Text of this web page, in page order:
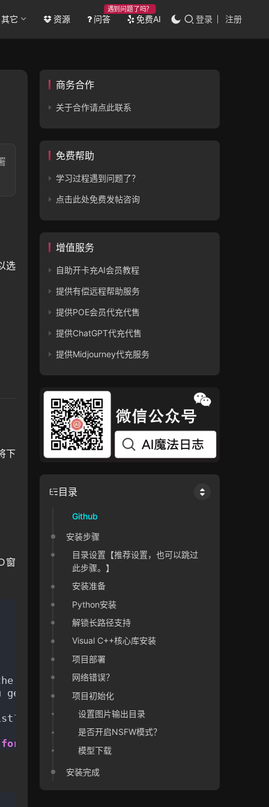
其它 资源 问答
遇到问题了吗？
免费AI 登录 注册
选
下
窗
install.
DLL
170
for more details.
商务合作
关于合作请点此联系
免费帮助
学习过程遇到问题了？
点击此处免费发帖咨询
增值服务
自助开卡充AI会员教程
提供有偿远程帮助服务
提供POE会员代充代售
提供ChatGPT代充代售
提供Midjourney代充服务
目录
Github
安装步骤
目录设置【推荐设置，也可以跳过
此步骤。】
安装准备
Python安装
解锁长路径支持
Visual C++核心库安装
项目部署
网络错误？
项目初始化
设置图片输出目录
是否开启NSFW模式？
模型下载
安装完成